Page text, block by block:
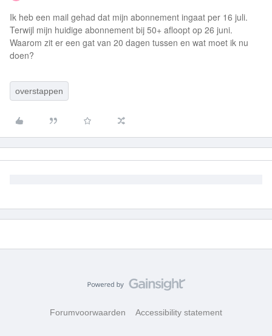
Ik heb een mail gehad dat mijn abonnement ingaat per 16 juli.
Terwijl mijn huidige abonnement bij 50+ afloopt op 26 juni.
Waarom zit er een gat van 20 dagen tussen en wat moet ik nu
doen?
overstappen
Forumvoorwaarden Accessibility statement